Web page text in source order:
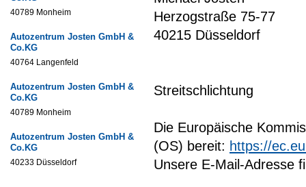
40789 Monheim
Autozentrum Josten GmbH &
Co.KG
40764 Langenfeld
Autozentrum Josten GmbH &
Co.KG
40789 Monheim
Autozentrum Josten GmbH &
Co.KG
40233 Düsseldorf
Herzogstraße 75-77
40215 Düsseldorf
Streitschlichtung
Die Europäische
(OS) bereit: https://
Unsere E-Mail-Adresse